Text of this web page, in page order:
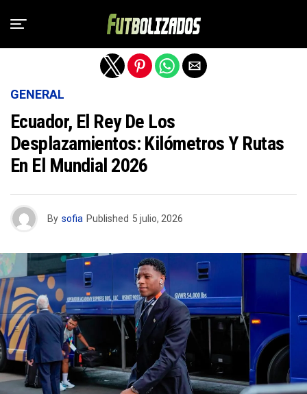
GENERAL
Ecuador, El Rey De Los
Desplazamientos: Kilómetros Y Rutas
En El Mundial 2026
By sofia Published 5 julio, 2026
Salir de la versión móvil